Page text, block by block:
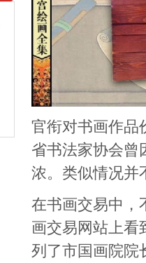
官衔对书画作品
省书法家协会曾
浓。类似情况并
在书画交易中，
画交易网站上看
列了市国画院院